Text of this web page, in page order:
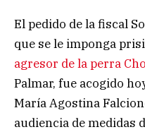
El pedido de la fiscal
que se le imponga
agresor de la perra
Palmar, fue acogido
María Agostina
audiencia de medidas